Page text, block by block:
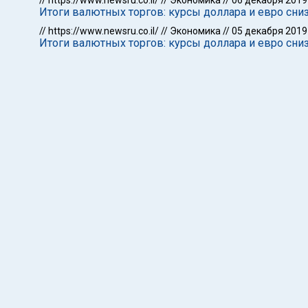
Итоги валютных торгов: курсы доллара и евро
// https://www.newsru.co.il/// Экономика //05 декабря 2019
Итоги валютных торгов: курсы доллара и евро